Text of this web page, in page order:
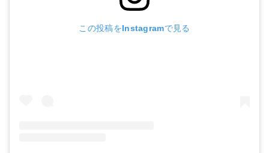
この投稿をInstagramで見る